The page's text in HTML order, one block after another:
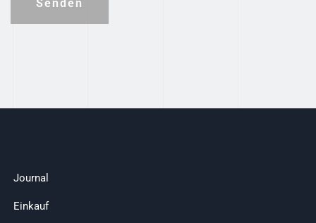
Senden
Journal
Einkauf